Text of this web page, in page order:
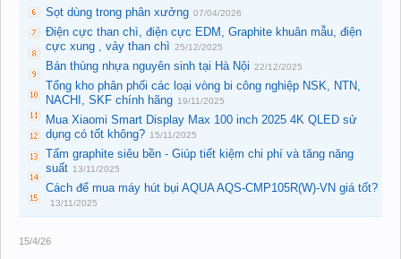
Sọt dùng trong phân xưởng 07/04/2026
Điện cực than chì, điện cực EDM, Graphite khuân mẫu, điện
cực xung , vảy than chì 25/12/2025
Bán thùng nhựa nguyên sinh tại Hà Nội 22/12/2025
Tổng kho phân phối các loại vòng bi công nghiệp NSK, NTN,
NACHI, SKF chính hãng 19/11/2025
Mua Xiaomi Smart Display Max 100 inch 2025 4K QLED sử
dụng có tốt không? 15/11/2025
Tấm graphite siêu bền - Giúp tiết kiệm chi phí và tăng năng
suất 13/11/2025
Cách để mua máy hút bụi AQUA AQS-CMP105R(W)-VN giá tốt?
13/11/2025
15/4/26